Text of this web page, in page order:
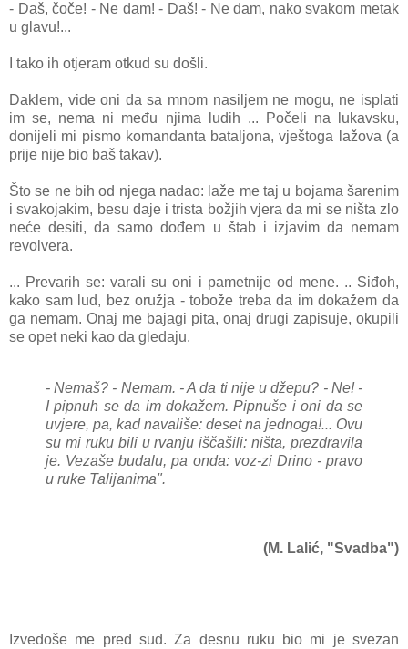
- Daš, čoče! - Ne dam! - Daš! - Ne dam, nako svakom metak
u glavu!...
I tako ih otjeram otkud su došli.
Daklem, vide oni da sa mnom nasiljem ne mogu, ne isplati
im se, nema ni među njima ludih ... Počeli na lukavsku,
donijeli mi pismo komandanta bataljona, vještoga lažova (a
prije nije bio baš takav).
Što se ne bih od njega nadao: laže me taj u bojama šarenim
i svakojakim, besu daje i trista božjih vjera da mi se ništa zlo
neće desiti, da samo dođem u štab i izjavim da nemam
revolvera.
... Prevarih se: varali su oni i pametnije od mene. .. Siđoh,
kako sam lud, bez oružja - tobože treba da im dokažem da
ga nemam. Onaj me bajagi pita, onaj drugi zapisuje, okupili
se opet neki kao da gledaju.
- Nemaš? - Nemam. - A da ti nije u džepu? - Ne! -
I pipnuh se da im dokažem. Pipnuše i oni da se
uvjere, pa, kad navališe: deset na jednoga!... Ovu
su mi ruku bili u rvanju iščašili: ništa, prezdravila
je. Vezaše budalu, pa onda: voz-zi Drino - pravo
u ruke Talijanima".
(M. Lalić, "Svadba")
Izvedoše me pred sud. Za desnu ruku bio mi je svezan